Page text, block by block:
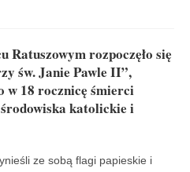
Ratuszowym rozpoczęło się
św. Janie Pawle II”,
w 18 rocznicę śmierci
katolickie i
ze sobą flagi papieskie i